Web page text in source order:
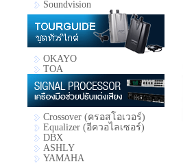
Soundvision
OKAYO
TOA
Crossover (ครอสโอเวอร์)
Equalizer (อีควอไลเซอร์)
DBX
ASHLY
YAMAHA